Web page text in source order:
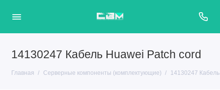
14130247 Кабель Huawei Patch cord
Главная Серверные компоненты (комплектующие) 14130247